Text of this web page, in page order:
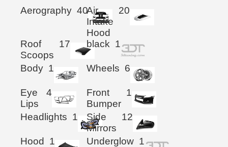
Aerography 40Air
Intake
Hood
20
Roof
Scoops
17 black 1
Body 1 Wheels 6
Eye
Lips
4
Front
Bumper
1
Headlights 1
Side
Mirrors
12
Hood 1 Underglow 1